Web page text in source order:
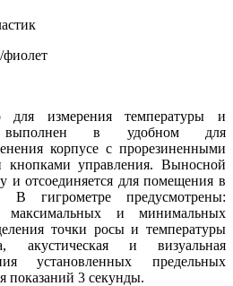
фиолет
для измерения температуры и
выполнен в удобном для
корпусе с прорезиненными
кнопками управления. Выносной
и отсоединяется для помещения в
В гигрометре предусмотрены:
максимальных и минимальных
точки росы и температуры
акустическая и визуальная
установленных предельных
показаний 3 секунды.